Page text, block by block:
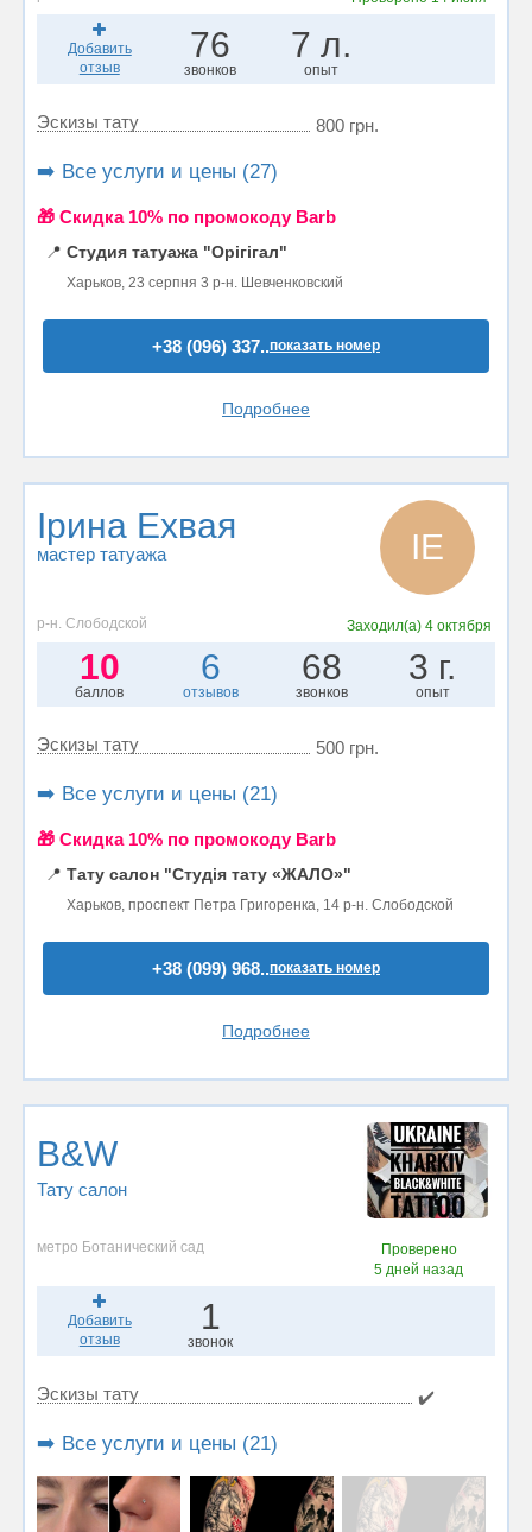
Добавить
отзыв
76
звонков
7 л.
опыт
Эскизы тату 800 грн.
➡️ Все услуги и цены (27)
🎁 Cкидка 10% по промокоду Barb
📍 Студия татуажа "Орігігал"
Харьков, 23 серпня 3 р-н. Шевченковский
+38 (096) 337..показать номер
Подробнее
Ірина Ехвая
мастер татуажа ІЕ
р-н. Слободской Заходил(а) 4 октября
10
баллов
6
отзывов
68
звонков
3 г.
опыт
Эскизы тату 500 грн.
➡️ Все услуги и цены (21)
🎁 Cкидка 10% по промокоду Barb
📍 Тату салон "Студія тату «ЖАЛО»"
Харьков, проспект Петра Григоренка, 14 р-н. Слободской
+38 (099) 968..показать номер
Подробнее
B&W
Тату салон
метро Ботанический сад
Проверено
5 дней назад
Добавить
отзыв
1
звонок
Эскизы тату ✔️
➡️ Все услуги и цены (21)